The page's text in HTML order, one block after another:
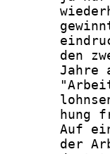
den
Jahre
hung
Auf
der